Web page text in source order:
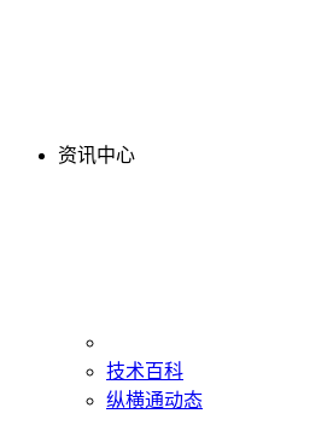
资讯中心
技术百科
纵横通动态